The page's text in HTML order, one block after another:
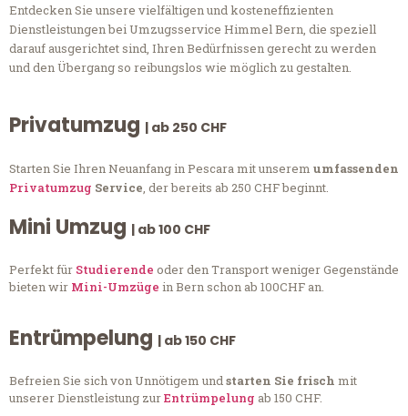
Entdecken Sie unsere vielfältigen und kosteneffizienten
Dienstleistungen bei Umzugsservice Himmel Bern, die speziell
darauf ausgerichtet sind, Ihren Bedürfnissen gerecht zu werden
und den Übergang so reibungslos wie möglich zu gestalten.
Privatumzug | ab 250 CHF
Starten Sie Ihren Neuanfang in Pescara mit unserem umfassenden
Privatumzug Service, der bereits ab 250 CHF beginnt.
Mini Umzug | ab 100 CHF
Perfekt für Studierende oder den Transport weniger Gegenstände
bieten wir Mini-Umzüge in Bern schon ab 100CHF an.
Entrümpelung | ab 150 CHF
Befreien Sie sich von Unnötigem undstarten Sie frisch mit
unserer Dienstleistung zurEntrümpelung ab 150 CHF.